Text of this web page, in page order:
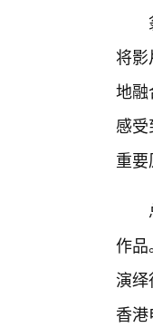
将
地
感
重要
作
演
香